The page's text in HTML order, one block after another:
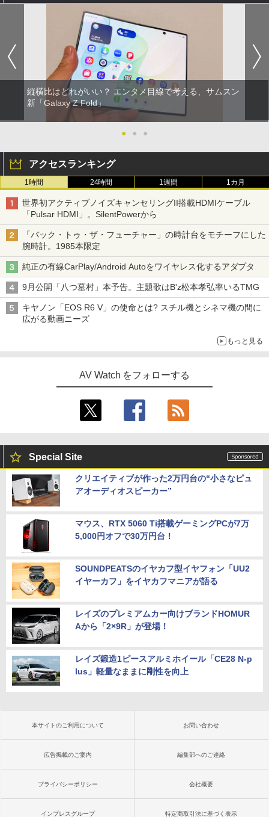
縦横比はどれがいい？ エンタメ目線で考える、サムスン
新「Galaxy Z Fold」
● ● ●
アクセスランキング
1時間 24時間 1週間 1カ月
世界初アクティブノイズキャンセリングII搭載HDMIケーブル
「Pulsar HDMI」。SilentPowerから
「バック・トゥ・ザ・フューチャー」の時計台をモチーフにした
腕時計。1985本限定
純正の有線CarPlay/Android Autoをワイヤレス化するアダプタ
9月公開「八つ墓村」本予告。主題歌はB'z松本孝弘率いるTMG
キヤノン「EOS R6 V」の使命とは? スチル機とシネマ機の間に
広がる動画ニーズ
もっと見る
AV Watch をフォローする
Special Site
クリエイティブが作った2万円台の“小さなピュ
アオーディオスピーカー”
マウス、RTX 5060 Ti搭載ゲーミングPCが7万
5,000円オフで30万円台！
SOUNDPEATSのイヤカフ型イヤフォン「UU2
イヤーカフ」をイヤカフマニアが語る
レイズのプレミアムカー向けブランドHOMUR
Aから「2×9R」が登場！
レイズ鍛造1ピースアルミホイール「CE28 N-p
lus」軽量なままに剛性を向上
本サイトのご利用について お問い合わせ
広告掲載のご案内 編集部へのご連絡
プライバシーポリシー 会社概要
インプレスグループ 特定商取引法に基づく表示